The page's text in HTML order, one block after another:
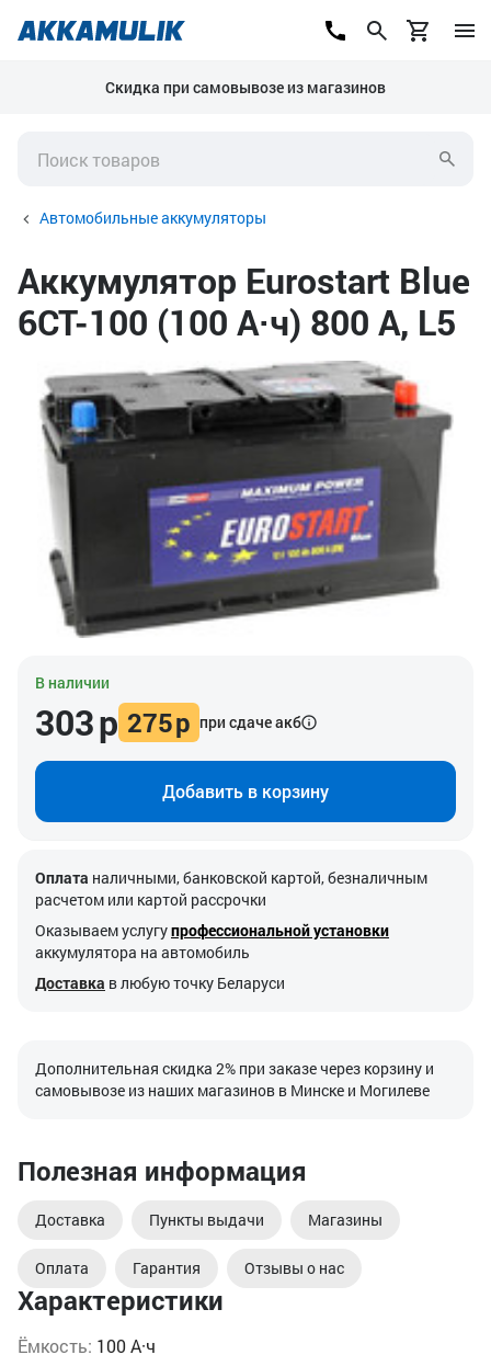
Скидка при самовывозе из магазинов
Автомобильные аккумуляторы
Аккумулятор Eurostart Blue
6CT-100 (100 А·ч) 800 А, L5
Характеристики
Ёмкость: 100 А·ч
В наличии
303р 275р при сдаче акб
Добавить в корзину
Оплата наличными, банковской картой, безналичным
расчетом или картой рассрочки
Оказываем услугупрофессиональной установки
аккумулятора на автомобиль
Доставка в любую точку Беларуси
Дополнительная скидка 2% при заказе через корзину и
самовывозе из наших магазинов в Минске и Могилеве
Полезная информация
Доставка Пункты выдачи Магазины
Оплата Гарантия Отзывы о нас